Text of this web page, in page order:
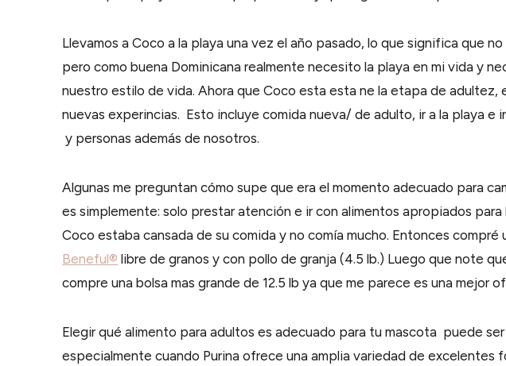
Llevamos a Coco a la playa una vez el año pasado, lo que significa que
pero como buena Dominicana realmente necesito la playa en mi vida y
nuestro estilo de vida. Ahora que Coco esta esta ne la etapa de adultez,
nuevas experincias. Esto incluye comida nueva/ de adulto, ir a la playa e
y personas además de nosotros.
Algunas me preguntan cómo supe que era el momento adecuado para
es simplemente: solo prestar atención e ir con alimentos apropiados para
Coco estaba cansada de su comida y no comía mucho. Entonces compré
Beneful® libre de granos y con pollo de granja (4.5 lb.) Luego que note
compre una bolsa mas grande de 12.5 lb ya que me parece es una mejor
Elegir qué alimento para adultos es adecuado para tu mascota puede
especialmente cuando Purina ofrece una amplia variedad de excelentes